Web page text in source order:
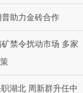
助力金砖合作
禁令扰动市场 多家
湖北 周新群升任中